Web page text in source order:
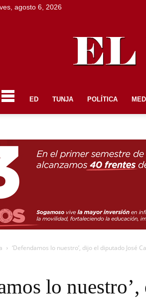
agosto 6, 2026
ED TUNJA POLÍTICA
‘Defendamos lo nuestro’, dijo el diputado José
lo